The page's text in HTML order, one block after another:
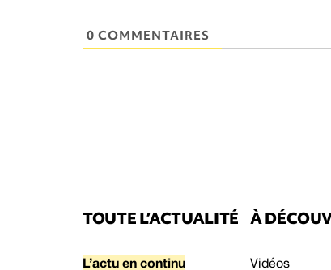
0 COMMENTAIRES
TOUTE L’ACTUALITÉ
L’actu en continu
À
Vidéos